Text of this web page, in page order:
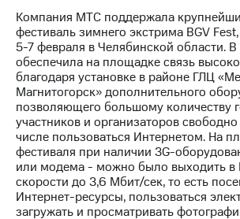
Правовая
информация
Контакты
Медиа-центр
Пресс-
релизы
МТС
о технологиях
Достижения
Компания МТС поддержала
фестиваль зимнего экстрима BGV
5-7 февраля в Челябинской области.
обеспечила на площадке связь
благодаря установке в районе ГЛЦ
Магнитогорск» дополнительного
позволяющего большому количеству
участников и организаторов
числе пользоваться Интернетом. На
фестиваля при наличии 3G-
или модема - можно было выходить в
скорости до 3,6 Мбит/сек, то есть
Интернет-ресурсы, пользоваться
загружать и просматривать